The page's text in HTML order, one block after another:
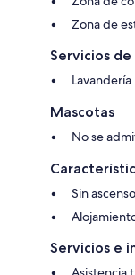
Zona de
Servicios
Lavandería
Mascotas
No se
Sin
Servicios e